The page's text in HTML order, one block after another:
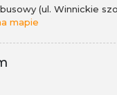
(ul. Winnickie
mapie